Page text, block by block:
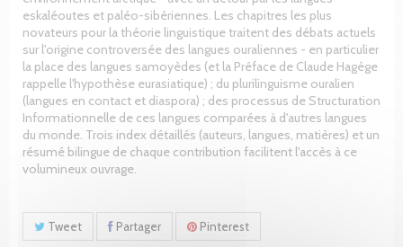
eskaléoutes et paléo-sibériennes. Les chapitres les plus
novateurs pour la théorie linguistique traitent des débats actuels
sur l'origine controversée des langues ouraliennes - en particulier
la place des langues samoyèdes (et la Préface de Claude Hagège
rappelle l'hypothèse eurasiatique) ; du plurilinguisme ouralien
(langues en contact et diaspora) ; des processus de Structuration
Informationnelle de ces langues comparées à d'autres langues
du monde. Trois index détaillés (auteurs, langues, matières) et un
résumé bilingue de chaque contribution facilitent l'accès à ce
volumineux ouvrage.
Tweet Partager Pinterest